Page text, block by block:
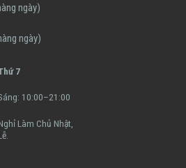
ngày)
ngày)
7
10:00–21:00
Làm Chủ Nhật,